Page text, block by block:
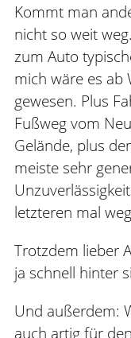
Kommt man
nicht so weit
zum Auto
mich wäre es ab
gewesen. Plus
Fußweg vom
Gelände, plus
meiste sehr
letzteren mal
Trotzdem lieber
ja schnell hinter
Und außerdem:
auch artig für